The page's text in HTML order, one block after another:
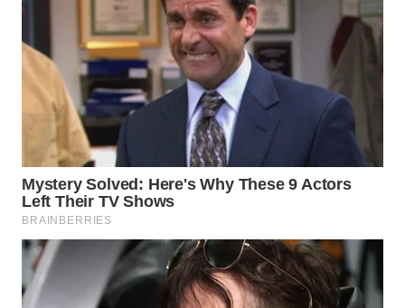
KUNINGAN
WN
MAJALENGKA
WN
SUBANG
WN
PURWAKARTA